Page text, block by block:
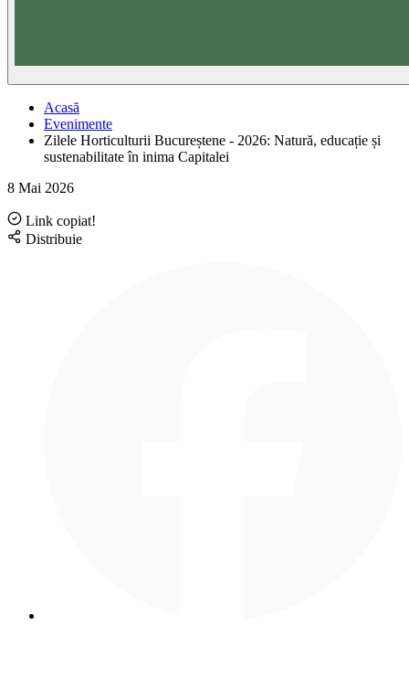
Acasă
Evenimente
Zilele Horticulturii Bucureștene - 2026: Natură, educație și
sustenabilitate în inima Capitalei
8 Mai 2026
Link copiat!
Distribuie